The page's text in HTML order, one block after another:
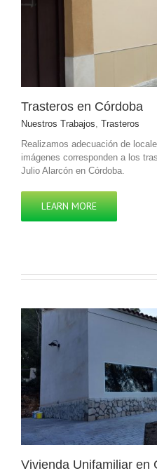
Trasteros en Córdoba
Nuestros Trabajos, Trasteros
Realizamos adecuación de
imágenes corresponden a los
Julio Alarcón en Córdoba.
LEARN MORE
Vivienda Unifamiliar en